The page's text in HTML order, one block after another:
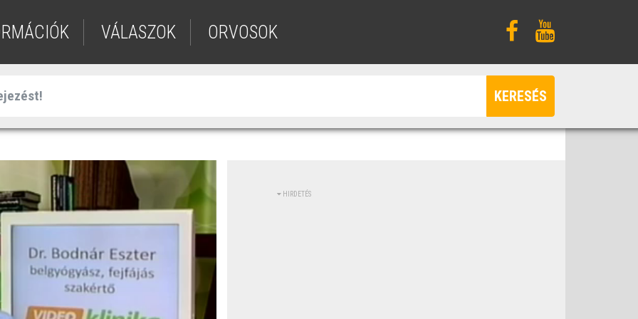
VÁLASZOK ORVOSOK
KERESÉS
HIRDETÉS